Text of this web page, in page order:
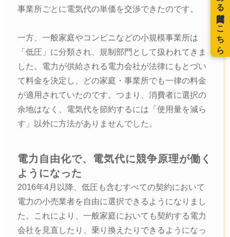
事業所ごとに電気代の単価を交渉できたのです。
一方、一般家庭やコンビニなどの小規模事業所は
「低圧」に分類され、規制部門として扱われてきま
した。電力が供給される電力会社が法律にもとづい
て料金を決定し、どの家庭・事業所でも一律の料金
が適用されていたのです。つまり、消費者に選択の
余地はなく、電気代を節約するには「使用量を減ら
す」以外に方法がありませんでした。
電力自由化で、電気代に競争原理が働く
ようになった
2016年4月以降、低圧も含むすべての契約において
電力の小売業者を自由に選択できるようになりまし
た。これにより、一般家庭においても契約する電力
会社を見直したり、乗り換えたりできるようになっ